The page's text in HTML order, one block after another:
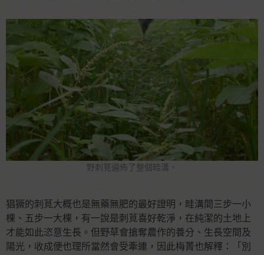
野刺莧遍佈了整個畦溝。
猖獗的刺莧大概也是無藥無肥的最好證明，畦溝間三步一小
棵、五步一大棵，有一說是刺莧喜好乾淨，在純潔的土地上
才能如此恣意生長。但野草會搶奪農作的養分、生長空間及
陽光，收成便也理所當然會受牽連，因此梅菁也解釋：「別